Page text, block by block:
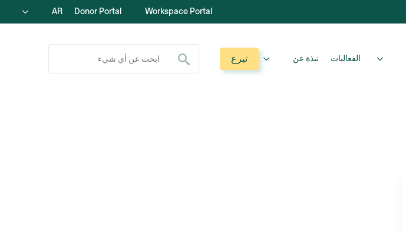
Workspace Portal
Donor Portal
AR
الفعاليات نبذة عن تبرع
ابحث عن: